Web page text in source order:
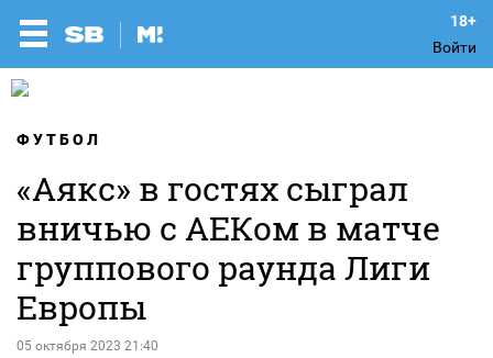
Войти
ФУТБОЛ
«Аякс» в гостях сыграл
вничью с АЕКом в матче
группового раунда Лиги
Европы
05 октября 2023 21:40